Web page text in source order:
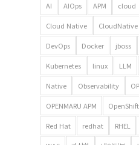
AI AIOps APM cloud
Cloud Native CloudNative
DevOps Docker jboss
Kubernetes linux LLM
Native Observability
OPENMARU APM OpenShift
Red Hat redhat RHEL